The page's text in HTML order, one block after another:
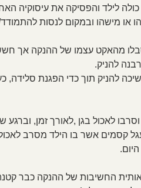
לילד והפסיקה את עיסוקיה
מישהו ובמקום לנסות
מהאקט עצמו של ההנקה אך
להניק.
להניק תוך כדי הפגנת סלידה,
לאכול בגן ,לאורך זמן,
קסמים אשר בו הילד מסרב לאכול
החשיבות של ההנקה כבר